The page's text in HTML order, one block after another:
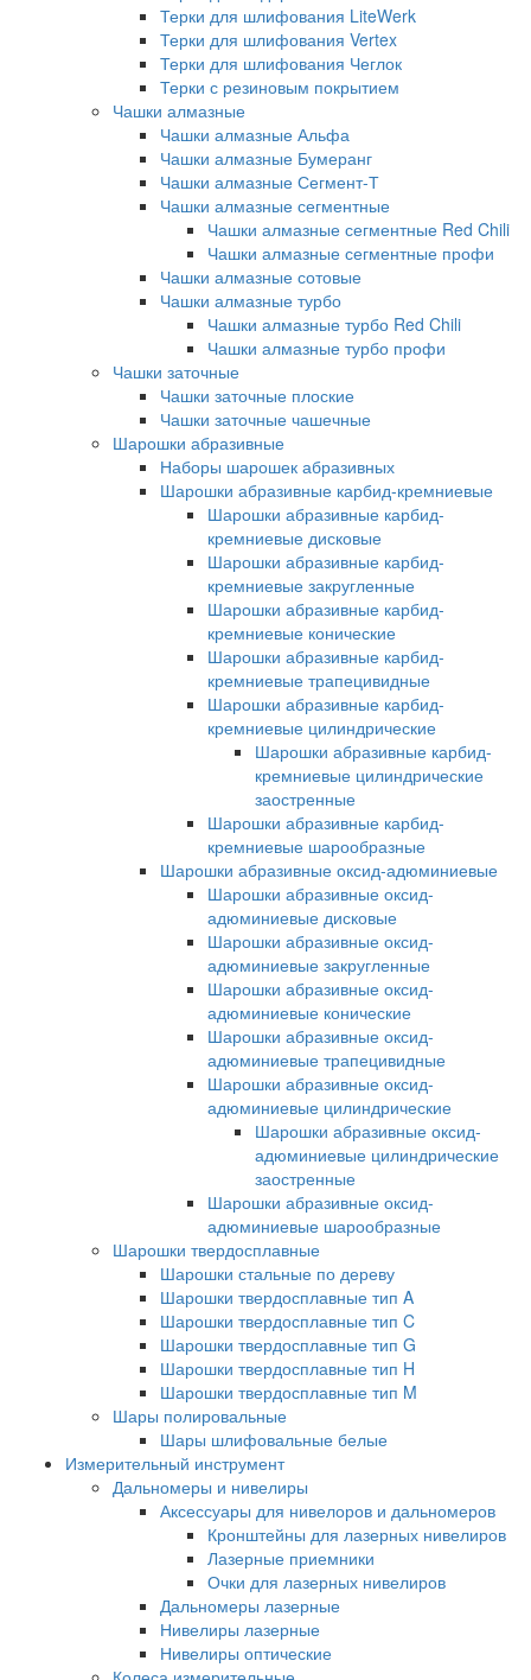
Терки для шлифования LiteWerk
Терки для шлифования Vertex
Терки для шлифования Чеглок
Терки с резиновым покрытием
Чашки алмазные
Чашки алмазные Альфа
Чашки алмазные Бумеранг
Чашки алмазные Сегмент-Т
Чашки алмазные сегментные
Чашки алмазные сегментные Red Chili
Чашки алмазные сегментные профи
Чашки алмазные сотовые
Чашки алмазные турбо
Чашки алмазные турбо Red Chili
Чашки алмазные турбо профи
Чашки заточные
Чашки заточные плоские
Чашки заточные чашечные
Шарошки абразивные
Наборы шарошек абразивных
Шарошки абразивные карбид-кремниевые
Шарошки абразивные карбид-
кремниевые дисковые
Шарошки абразивные карбид-
кремниевые закругленные
Шарошки абразивные карбид-
кремниевые конические
Шарошки абразивные карбид-
кремниевые трапецивидные
Шарошки абразивные карбид-
кремниевые цилиндрические
Шарошки абразивные карбид-
кремниевые цилиндрические
заостренные
Шарошки абразивные карбид-
кремниевые шарообразные
Шарошки абразивные оксид-адюминиевые
Шарошки абразивные оксид-
адюминиевые дисковые
Шарошки абразивные оксид-
адюминиевые закругленные
Шарошки абразивные оксид-
адюминиевые конические
Шарошки абразивные оксид-
адюминиевые трапецивидные
Шарошки абразивные оксид-
адюминиевые цилиндрические
Шарошки абразивные оксид-
адюминиевые цилиндрические
заостренные
Шарошки абразивные оксид-
адюминиевые шарообразные
Шарошки твердосплавные
Шарошки стальные по дереву
Шарошки твердосплавные тип A
Шарошки твердосплавные тип C
Шарошки твердосплавные тип G
Шарошки твердосплавные тип H
Шарошки твердосплавные тип M
Шары полировальные
Шары шлифовальные белые
Измерительный инструмент
Дальномеры и нивелиры
Аксессуары для нивелоров и дальномеров
Кронштейны для лазерных нивелиров
Лазерные приемники
Очки для лазерных нивелиров
Дальномеры лазерные
Нивелиры лазерные
Нивелиры оптические